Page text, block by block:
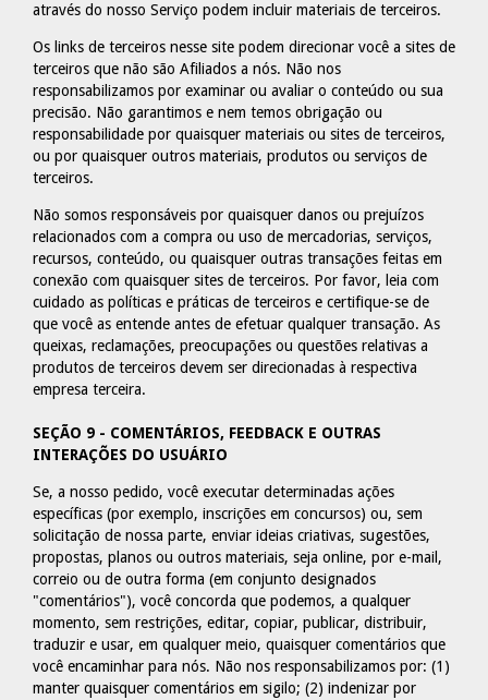
através do nosso Serviço podem incluir materiais de terceiros.
Os links de terceiros nesse site podem direcionar você a sites de
terceiros que não são Afiliados a nós. Não nos
responsabilizamos por examinar ou avaliar o conteúdo ou sua
precisão. Não garantimos e nem temos obrigação ou
responsabilidade por quaisquer materiais ou sites de terceiros,
ou por quaisquer outros materiais, produtos ou serviços de
terceiros.
Não somos responsáveis por quaisquer danos ou prejuízos
relacionados com a compra ou uso de mercadorias, serviços,
recursos, conteúdo, ou quaisquer outras transações feitas em
conexão com quaisquer sites de terceiros. Por favor, leia com
cuidado as políticas e práticas de terceiros e certifique-se de
que você as entende antes de efetuar qualquer transação. As
queixas, reclamações, preocupações ou questões relativas a
produtos de terceiros devem ser direcionadas à respectiva
empresa terceira.
SEÇÃO 9 - COMENTÁRIOS, FEEDBACK E OUTRAS
INTERAÇÕES DO USUÁRIO
Se, a nosso pedido, você executar determinadas ações
específicas (por exemplo, inscrições em concursos) ou, sem
solicitação de nossa parte, enviar ideias criativas, sugestões,
propostas, planos ou outros materiais, seja online, por e-mail,
correio ou de outra forma (em conjunto designados
"comentários"), você concorda que podemos, a qualquer
momento, sem restrições, editar, copiar, publicar, distribuir,
traduzir e usar, em qualquer meio, quaisquer comentários que
você encaminhar para nós. Não nos responsabilizamos por: (1)
manter quaisquer comentários em sigilo; (2) indenizar por